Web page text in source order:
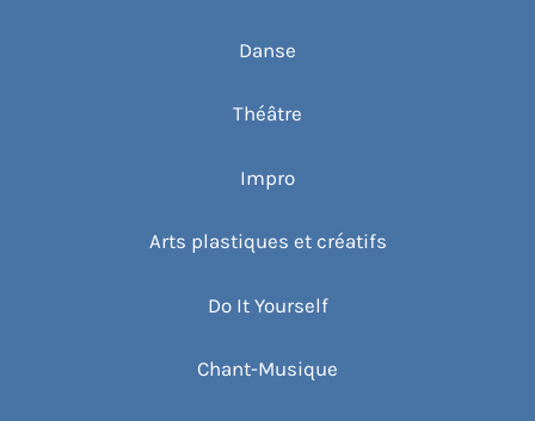
Danse
Théâtre
Impro
Arts plastiques et créatifs
Do It Yourself
Chant-Musique